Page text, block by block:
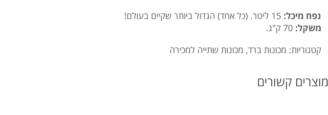
נפח מיכל:
משקל:
קטגוריות: מכונות ברד, מכונות שתייה למכירה
מוצרים קשורים